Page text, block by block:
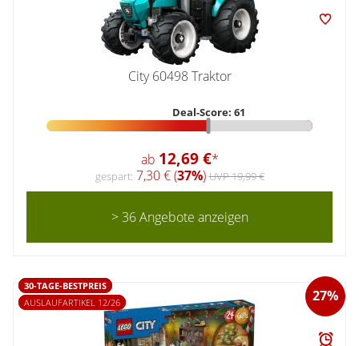
City 60498 Traktor
Deal-Score: 61
ab 12,69 €*
gespart: 7,30 € (37%)UVP 19,99 €
> 36 Angebote anzeigen
27%
30-TAGE-BESTPREIS
AUSLAUFARTIKEL 12/26